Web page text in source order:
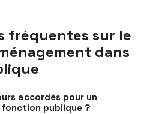
fréquentes sur le
dans
accordés pour un
fonction publique ?